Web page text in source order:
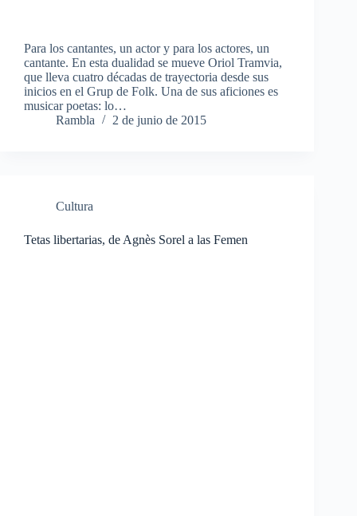
Para los cantantes, un actor y para los actores, un
cantante. En esta dualidad se mueve Oriol Tramvia,
que lleva cuatro décadas de trayectoria desde sus
inicios en el Grup de Folk. Una de sus aficiones es
musicar poetas: lo…
Rambla
2 de junio de 2015
Cultura
Tetas libertarias, de Agnès Sorel a las Femen